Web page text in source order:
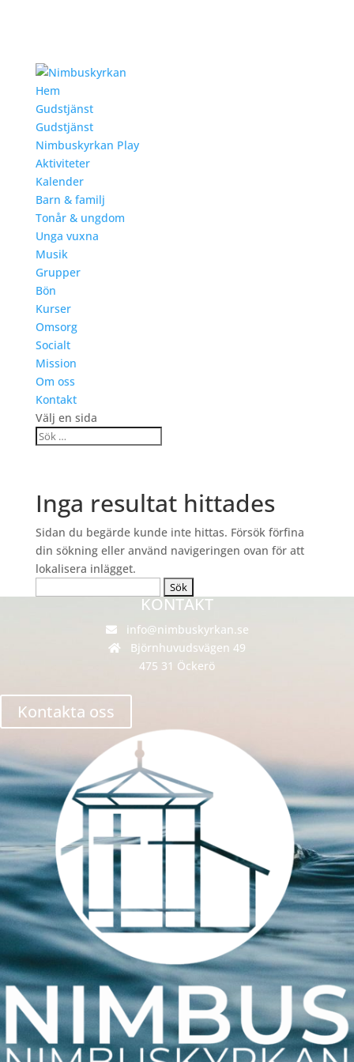
Hem
Gudstjänst
Gudstjänst
Nimbuskyrkan Play
Aktiviteter
Kalender
Barn & familj
Tonår & ungdom
Unga vuxna
Musik
Grupper
Bön
Kurser
Omsorg
Socialt
Mission
Om oss
Kontakt
Välj en sida
Inga resultat hittades
Sidan du begärde kunde inte hittas. Försök förfina
din sökning eller använd navigeringen ovan för att
lokalisera inlägget.
KONTAKT
info@nimbuskyrkan.se
Björnhuvudsvägen 49
475 31 Öckerö
Kontakta oss